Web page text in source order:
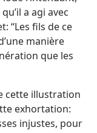
a agi avec
“Les fils de ce
manière
que les
cette illustration
exhortation:
injustes, pour